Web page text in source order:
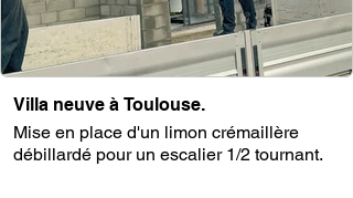
Villa neuve à Toulouse.
Mise en place d'un limon crémaillère
débillardé pour un escalier 1/2 tournant.